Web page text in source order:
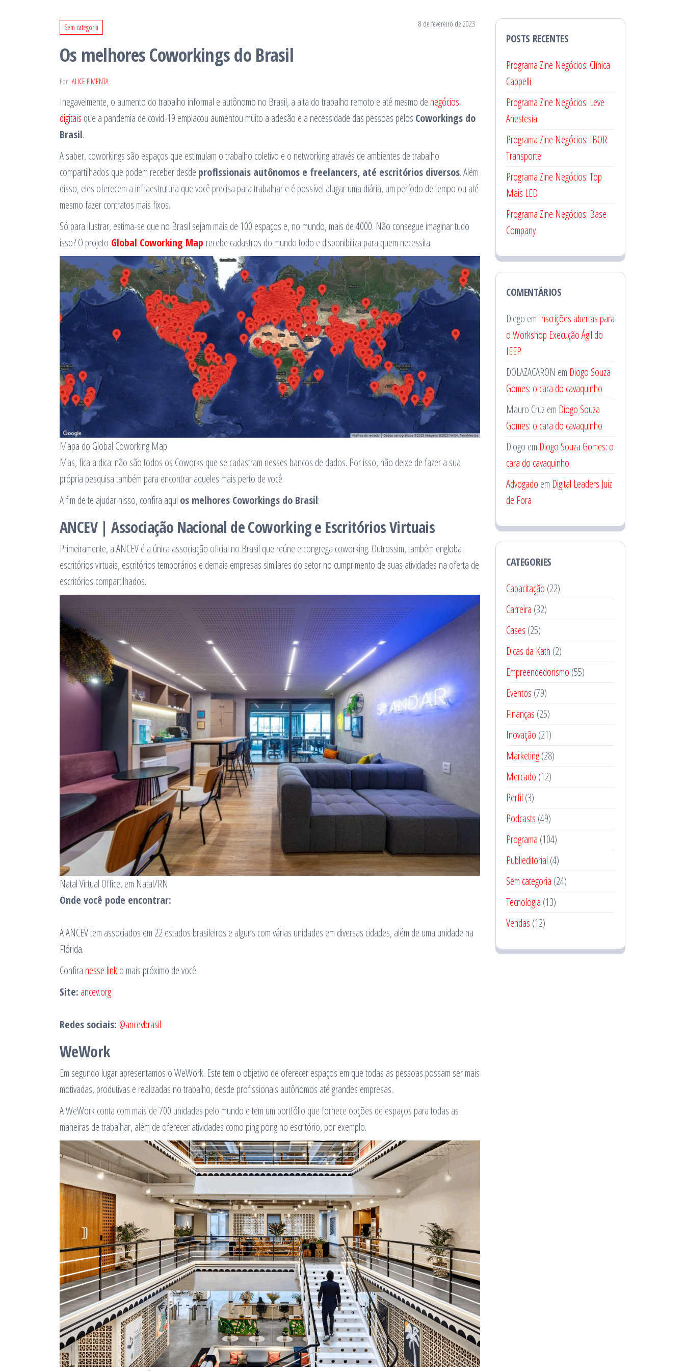
Sem categoria 8 de fevereiro de 2023
Os melhores Coworkings do Brasil
Por ALICE PIMENTA
Inegavelmente, o aumento do trabalho informal e autônomo no Brasil, a alta do trabalho remoto e até mesmo de negócios
digitais que a pandemia de covid-19 emplacou aumentou muito a adesão e a necessidade das pessoas pelos Coworkings do
Brasil.
A saber, coworkings são espaços que estimulam o trabalho coletivo e o networking através de ambientes de trabalho
compartilhados que podem receber desde profissionais autônomos e freelancers, até escritórios diversos. Além
disso, eles oferecem a infraestrutura que você precisa para trabalhar e é possível alugar uma diária, um período de tempo ou até
mesmo fazer contratos mais fixos.
Só para ilustrar, estima-se que no Brasil sejam mais de 100 espaços e, no mundo, mais de 4000. Não consegue imaginar tudo
isso? O projeto Global Coworking Map recebe cadastros do mundo todo e disponibiliza para quem necessita.
Mapa do Global Coworking Map
Mas, fica a dica: não são todos os Coworks que se cadastram nesses bancos de dados. Por isso, não deixe de fazer a sua
própria pesquisa também para encontrar aqueles mais perto de você.
A fim de te ajudar nisso, confira aqui os melhores Coworkings do Brasil:
ANCEV | Associação Nacional de Coworking e Escritórios Virtuais
Primeiramente, a ANCEV é a única associação oficial no Brasil que reúne e congrega coworking. Outrossim, também engloba
escritórios virtuais, escritórios temporários e demais empresas similares do setor no cumprimento de suas atividades na oferta de
escritórios compartilhados.
Natal Virtual Office, em Natal/RN
Onde você pode encontrar:
A ANCEV tem associados em 22 estados brasileiros e alguns com várias unidades em diversas cidades, além de uma unidade na
Flórida.
Confira nesse linko mais próximo de você.
Site: ancev.org
Redes sociais: @ancevbrasil
WeWork
Em segundo lugar apresentamos o WeWork. Este tem o objetivo de oferecer espaços em que todas as pessoas possam ser mais
motivadas, produtivas e realizadas no trabalho, desde profissionais autônomos até grandes empresas.
A WeWork conta com mais de 700 unidades pelo mundo e tem um portfólio que fornece opções de espaços para todas as
maneiras de trabalhar, além de oferecer atividades como ping pong no escritório, por exemplo.
POSTS RECENTES
Programa Zine Negócios: Clínica
Cappelli
Programa Zine Negócios: Leve
Anestesia
Programa Zine Negócios: IBOR
Transporte
Programa Zine Negócios: Top
Mais LED
Programa Zine Negócios: Base
Company
COMENTÁRIOS
Diego em Inscrições abertas para
o Workshop Execução Ágil do
IEEP
DOLAZACARON em Diogo Souza
Gomes: o cara do cavaquinho
Mauro Cruz em Diogo Souza
Gomes: o cara do cavaquinho
Diogo em Diogo Souza Gomes: o
cara do cavaquinho
Advogado em Digital Leaders Juiz
de Fora
CATEGORIES
Capacitação (22)
Carreira (32)
Cases (25)
Dicas da Kath (2)
Empreendedorismo (55)
Eventos (79)
Finanças (25)
Inovação (21)
Marketing(28)
Mercado (12)
Perfil (3)
Podcasts (49)
Programa (104)
Publieditorial (4)
Sem categoria (24)
Tecnologia (13)
Vendas (12)